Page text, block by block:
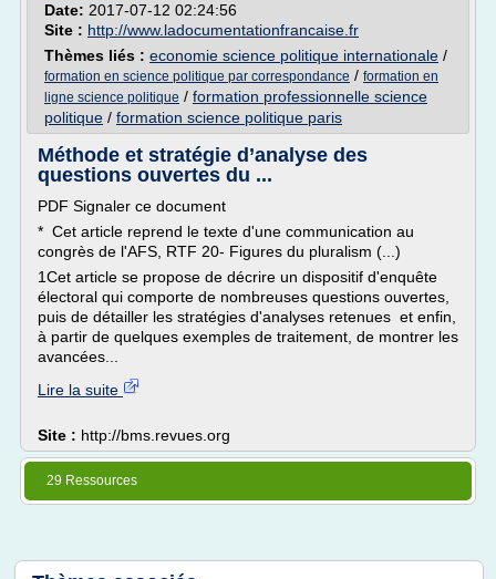
Date: 2017-07-12 02:24:56
Site : http://www.ladocumentationfrancaise.fr
Thèmes liés : economie science politique internationale /
formation en science politique par correspondance / formation en
ligne science politique / formation professionnelle science
politique / formation science politique paris
Méthode et stratégie d’analyse des
questions ouvertes du ...
PDF Signaler ce document
* Cet article reprend le texte d'une communication au
congrès de l'AFS, RTF 20- Figures du pluralism (...)
1Cet article se propose de décrire un dispositif d'enquête
électoral qui comporte de nombreuses questions ouvertes,
puis de détailler les stratégies d'analyses retenues et enfin,
à partir de quelques exemples de traitement, de montrer les
avancées...
Lire la suite
Site : http://bms.revues.org
29 Ressources